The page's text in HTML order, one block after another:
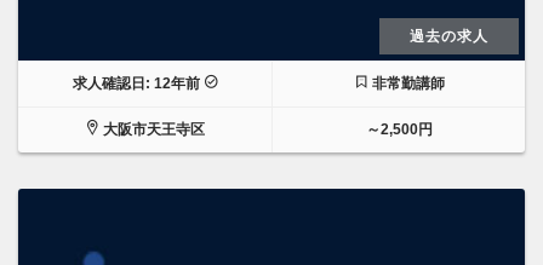
過去の求人
求人確認日: 12年前 非常勤講師
大阪市天王寺区 ～2,500円